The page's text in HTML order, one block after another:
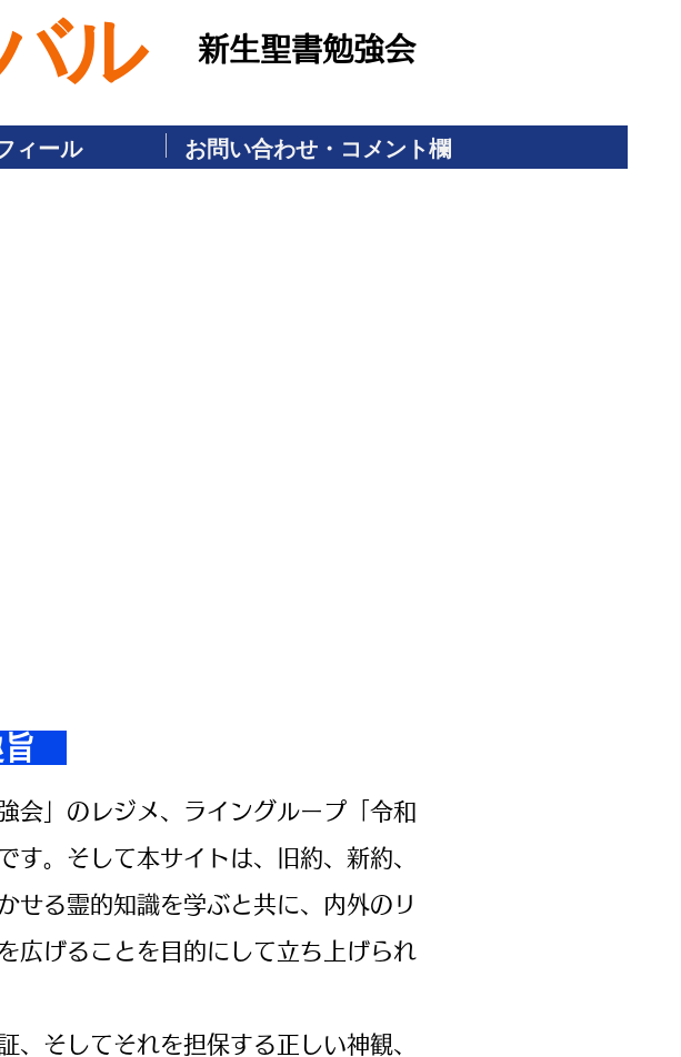
ル ​新生聖書勉強会
ィール お問い合わせ・コメント欄
旨
」のレジメ、ライングループ「令和
す。そして本サイトは、旧約、新約、
せる霊的知識を学ぶと共に、内外のリ
広げることを目的にして立ち上げられ
そしてそれを担保する正しい神観、